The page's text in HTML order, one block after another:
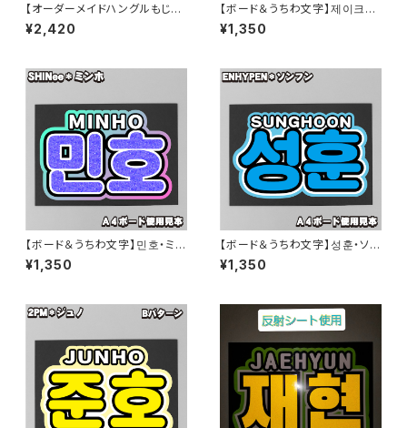
【オーダーメイドハングルもじ】２
連結 韓国語ハングル【プリントう
ちわ文字】
¥2,420
【ボード＆うちわ文字】제이크・
ジェイク② 即納 【ENHYPEN】
¥1,350
【ボード＆うちわ文字】민호・ミン
ホ①ミノ 即納 【SHINee】
¥1,350
【ボード＆うちわ文字】성훈・ソン
フン② 即納 【ENHYPEN】
¥1,350